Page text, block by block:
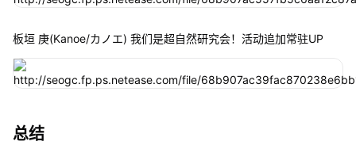
板垣 庚(Kanoe/カノエ) 我们是超自然研究会！活动追加常驻UP
总结